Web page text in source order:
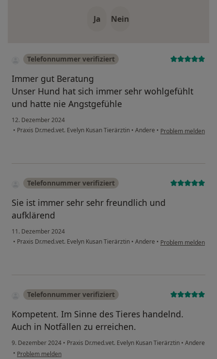
Ja Nein
Telefonnummer verifiziert
Immer gut Beratung
Unser Hund hat sich immer sehr wohlgefühlt
und hatte nie Angstgefühle
12. Dezember 2024
• Praxis Dr.med.vet. Evelyn Kusan Tierärztin • Andere • Problem melden
Telefonnummer verifiziert
Sie ist immer sehr sehr freundlich und
aufklärend
11. Dezember 2024
• Praxis Dr.med.vet. Evelyn Kusan Tierärztin • Andere • Problem melden
Telefonnummer verifiziert
Kompetent. Im Sinne des Tieres handelnd.
Auch in Notfällen zu erreichen.
9. Dezember 2024 • Praxis Dr.med.vet. Evelyn Kusan Tierärztin • Andere
• Problem melden